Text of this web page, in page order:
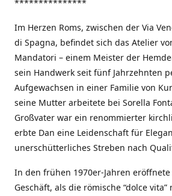
***************
Im Herzen Roms, zwischen der Via
di Spagna, befindet sich das Atelier
Mandatori – einem Meister der
sein Handwerk seit fünf Jahrzehnten
Aufgewachsen in einer Familie von
seine Mutter arbeitete bei Sorella
Großvater war ein renommierter
erbte Dan eine Leidenschaft für
unerschütterliches Streben nach
In den frühen 1970er-Jahren
Geschäft, als die römische “dolce